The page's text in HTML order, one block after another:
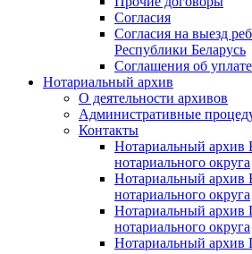
Согласия
Согласия на выезд
Республики Беларусь
Соглашения об
Нотариальный архив
О деятельности архивов
Административные
Контакты
Нотариальный архив
нотариального округа
Нотариальный архив
нотариального округа
Нотариальный архив
нотариального округа
Нотариальный архив